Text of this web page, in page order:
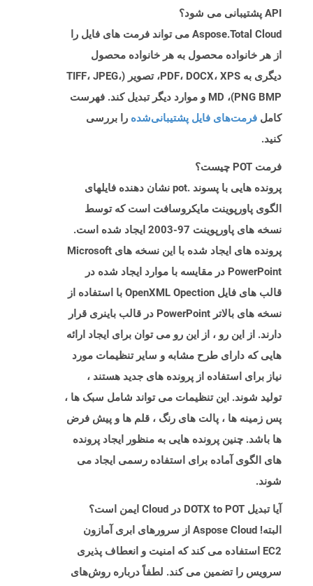
API پشتیبانی می شود؟
Aspose.Total Cloud می تواند فرمت های فایل را
از هر خانواده محصول به هر خانواده محصول
دیگری به PDF، DOCX، XPS، تصویر (TIFF، JPEG،
PNG BMP)، MD و موارد دیگر تبدیل کند. فهرست
کامل فرمت‌های فایل پشتیبانی‌شده را بررسی
کنید.
فرمت POT چیست؟
پرونده هایی با پسوند .pot نشان دهنده فایلهای
الگوی پاورپوینت مایکروسافت است که توسط
نسخه های پاورپوینت 97-2003 ایجاد شده است.
پرونده های ایجاد شده با این نسخه های Microsoft
PowerPoint در مقایسه با موارد ایجاد شده در
قالب های فایل OpenXML Opection با استفاده از
نسخه های بالاتر PowerPoint در قالب باینری قرار
دارند. از این رو ، از این رو می توان برای ایجاد ارائه
هایی که دارای طرح مشابه و سایر تنظیمات مورد
نیاز برای استفاده از پرونده های جدید هستند ،
تولید شوند. این تنظیمات می تواند شامل سبک ها ،
پس زمینه ها ، پالت های رنگ ، قلم ها و پیش فرض
ها باشد. چنین پرونده هایی به منظور ایجاد پرونده
های الگوی آماده برای استفاده رسمی ایجاد می
شوند.
آیا تبدیل DOTX to POT در Cloud ایمن است؟
البته! Aspose Cloud از سرورهای ابری آمازون
EC2 استفاده می کند که امنیت و انعطاف پذیری
سرویس را تضمین می کند. لطفاً درباره روش‌های